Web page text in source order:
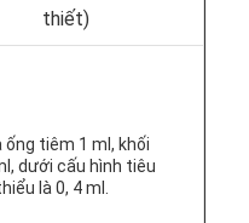
thiết)
tiêm 1 ml, khối
dưới cấu hình tiêu
là 0, 4 ml.